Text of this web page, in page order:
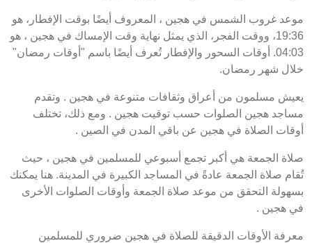
موعد غروب الشمس في هجين ، المعروف أيضًا بوقت الإفطار، هو
19:36، ووقت الفجر، الذي يمثل نهاية وقت الإمساك في هجين ، هو
04:03. أوقات السحور والإفطار تُعرف أيضًا باسم "أوقات رمضان"
خلال شهر رمضان.
يعيش مسلمون من أعراق وثقافات متنوعة في هجين . وتقدم
مساجد هجين الصلوات حسب توقيت هجين . ومع ذلك، تختلف
أوقات الصلاة في هجين عن باقي المدن في الصين .
صلاة الجمعة هي أكبر تجمع أسبوعي للمسلمين في هجين ، حيث
تُقام صلاة الجمعة عادةً في المساجد الكبيرة في المدينة. هنا يمكنك
بسهولة التحقق من موعد صلاة الجمعة وأوقات الصلوات الأخرى
في هجين .
معرفة الأوقات الدقيقة للصلاة في هجين ضروري للمسلمين